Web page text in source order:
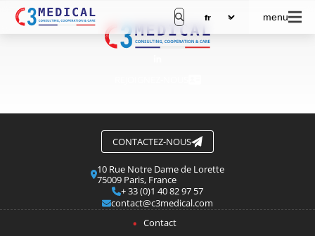
menu
CONTACTEZ-NOUS
10 Rue Notre Dame de Lorette
75009 Paris, France
+ 33 (0)1 40 82 97 57
contact@c3medical.com
Contact